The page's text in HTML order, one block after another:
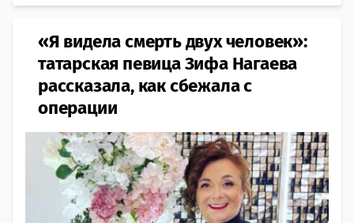
«Я видела смерть двух человек»:
татарская певица Зифа Нагаева
рассказала, как сбежала с
операции